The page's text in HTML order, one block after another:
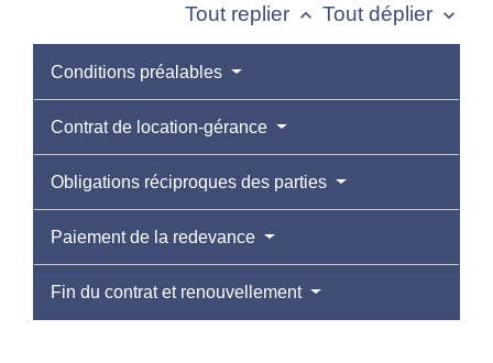
Tout replier keyboard_arrow_up Tout déplier keyboard_arrow_down
Conditions préalables
Contrat de location-gérance
Obligations réciproques des parties
Paiement de la redevance
Fin du contrat et renouvellement